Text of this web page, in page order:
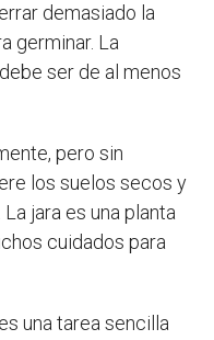
demasiado la
germinar. La
ser de al menos
pero sin
los suelos secos y
jara es una planta
cuidados para
es una tarea sencilla